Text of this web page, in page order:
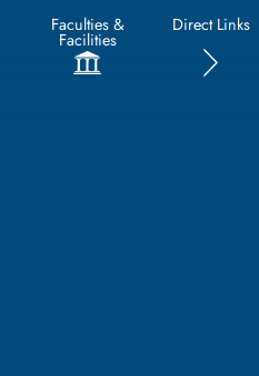
Faculties &
Facilities
Direct Links